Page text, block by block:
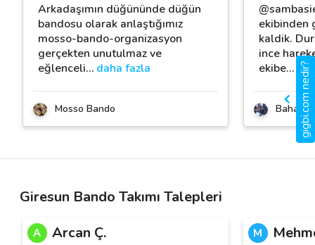
Arkadaşımın düğününde düğün
bandosu olarak anlaştığımız
mosso-bando-organizasyon
gerçekten unutulmaz ve
eğlenceli… daha fazla
Mosso Bando
ekibinden
kaldik.
ince
ekibe…
Bahadır
Giresun Bando Takımı Talepleri
A Arcan Ç. M
gigbi.com nedir?